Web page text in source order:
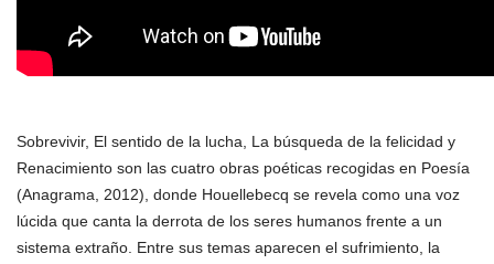
Sobrevivir, El sentido de la lucha, La búsqueda de la felicidad y
Renacimiento son las cuatro obras poéticas recogidas en Poesía
(Anagrama, 2012), donde Houellebecq se revela como una voz
lúcida que canta la derrota de los seres humanos frente a un
sistema extraño. Entre sus temas aparecen el sufrimiento, la